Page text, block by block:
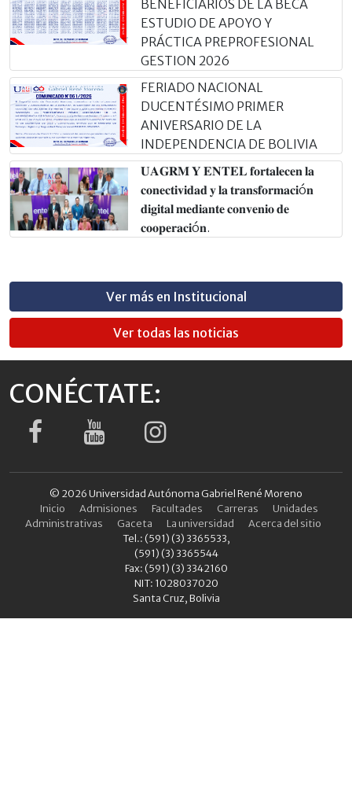
BENEFICIARIOS DE LA BECA
ESTUDIO DE APOYO Y
PRÁCTICA PREPROFESIONAL
GESTION 2026
FERIADO NACIONAL
DUCENTÉSIMO PRIMER
ANIVERSARIO DE LA
INDEPENDENCIA DE BOLIVIA
𝐔𝐀𝐆𝐑𝐌 𝐘 𝐄𝐍𝐓𝐄𝐋 𝐟𝐨𝐫𝐭𝐚𝐥𝐞𝐜𝐞𝐧 𝐥𝐚
𝐜𝐨𝐧𝐞𝐜𝐭𝐢𝐯𝐢𝐝𝐚𝐝 𝐲 𝐥𝐚 𝐭𝐫𝐚𝐧𝐬𝐟𝐨𝐫𝐦𝐚𝐜𝐢ó𝐧
𝐝𝐢𝐠𝐢𝐭𝐚𝐥 𝐦𝐞𝐝𝐢𝐚𝐧𝐭𝐞 𝐜𝐨𝐧𝐯𝐞𝐧𝐢𝐨 𝐝𝐞
𝐜𝐨𝐨𝐩𝐞𝐫𝐚𝐜𝐢ó𝐧.
Ver más en Institucional
Ver todas las noticias
CONÉCTATE:
© 2026 Universidad Autónoma Gabriel René Moreno
Inicio
Admisiones Facultades Carreras
Unidades
Administrativas
Gaceta La universidad
Acerca del sitio
Tel.: (591) (3) 3365533,
(591) (3) 3365544
Fax: (591) (3) 3342160
NIT: 1028037020
Santa Cruz, Bolivia